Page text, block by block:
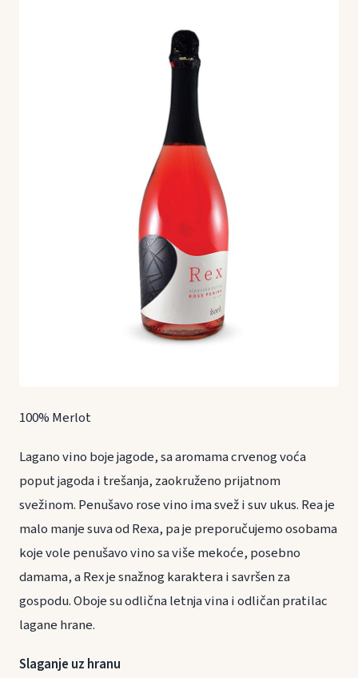
100% Merlot
Lagano vino boje jagode, sa aromama crvenog voća
poput jagoda i trešanja, zaokruženo prijatnom
svežinom. Penušavo rose vino ima svež i suv ukus. Rea je
malo manje suva od Rexa, pa je preporučujemo osobama
koje vole penušavo vino sa više mekoće, posebno
damama, a Rex je snažnog karaktera i savršen za
gospodu. Oboje su odlična letnja vina i odličan pratilac
lagane hrane.
Slaganje uz hranu